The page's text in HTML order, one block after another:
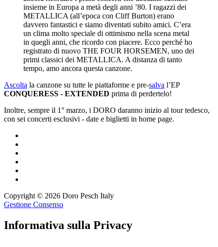
insieme in Europa a metà degli anni ’80. I ragazzi dei
METALLICA (all’epoca con Cliff Burton) erano
davvero fantastici e siamo diventati subito amici. C’era
un clima molto speciale di ottimismo nella scena metal
in quegli anni, che ricordo con piacere. Ecco perché ho
registrato di nuovo THE FOUR HORSEMEN, uno dei
primi classici dei METALLICA. A distanza di tanto
tempo, amo ancora questa canzone.
Ascolta la canzone su tutte le piattaforme e pre-salva l’EP
CONQUERESS - EXTENDED prima di perdertelo!
Inoltre, sempre il 1° marzo, i DORO daranno inizio al tour tedesco,
con sei concerti esclusivi - date e biglietti in home page.
Copyright © 2026 Doro Pesch Italy
Gestione Consenso
Informativa sulla Privacy